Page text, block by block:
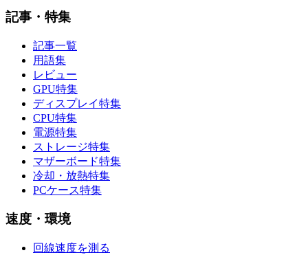
記事・特集
記事一覧
用語集
レビュー
GPU特集
ディスプレイ特集
CPU特集
電源特集
ストレージ特集
マザーボード特集
冷却・放熱特集
PCケース特集
速度・環境
回線速度を測る